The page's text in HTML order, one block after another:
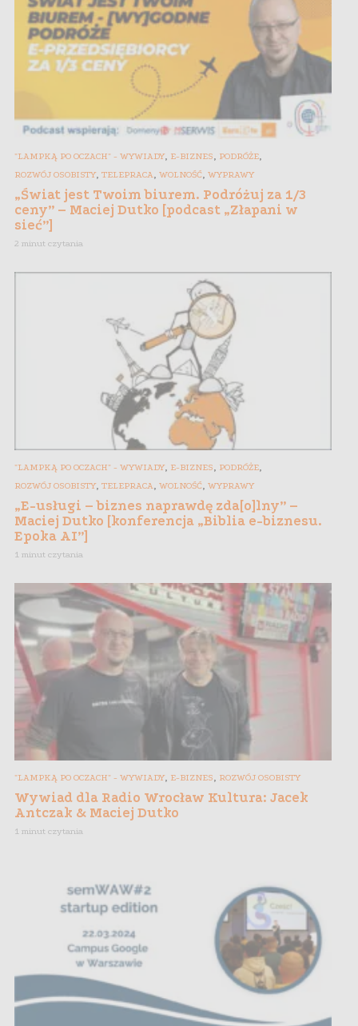
"LAMPKĄ PO OCZACH" - WYWIADY, E-BIZNES, PODRÓŻE,
ROZWÓJ OSOBISTY, TELEPRACA, WOLNOŚĆ, WYPRAWY
„Świat jest Twoim biurem. Podróżuj za 1/3
ceny” – Maciej Dutko [podcast „Złapani w
sieć”]
2 minut czytania
"LAMPKĄ PO OCZACH" - WYWIADY, E-BIZNES PODRÓŻE
ROZWÓJ OSOBISTY, TELEPRACA WOLNOŚĆ WYPRAWY
„E-usługi – biznes naprawdę zda[o]lny” –
Maciej Dutko [konferencja „Biblia e-biznesu.
Epoka AI”]
1 minut czytania
"LAMPKĄ PO OCZACH" - WYWIADY, E-BIZNES, ROZWÓJ OSOBISTY
Wywiad dla Radio Wrocław Kultura: Jacek
Antczak & Maciej Dutko
1 minut czytania